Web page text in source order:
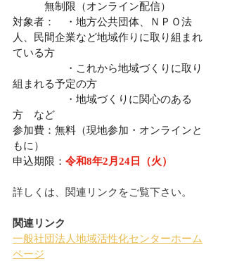
無制限（オンライン配信）
対象者：　・地方公共団体、ＮＰＯ法
人、民間企業など地域作りに取り組まれ
ている方
・これから地域づくりに取り
組まれる予定の方
・地域づくりに関心のある
方　など
参加費：無料（現地参加・オンラインと
もに）
申込期限： 令和8年2月24日（火）
詳しくは、関連リンクをご覧下さい。
関連リンク
一般社団法人地域活性化センターホーム
ページ